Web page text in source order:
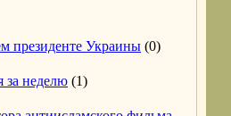
президенте Украины (0)
за неделю (1)